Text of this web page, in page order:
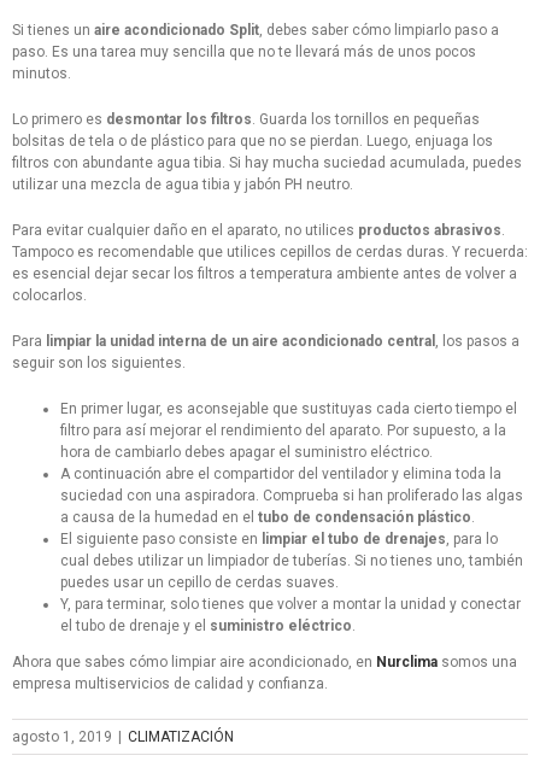
Si tienes un aire acondicionado Split, debes saber cómo limpiarlo paso a
paso. Es una tarea muy sencilla que no te llevará más de unos pocos
minutos.
Lo primero es desmontar los filtros. Guarda los tornillos en pequeñas
bolsitas de tela o de plástico para que no se pierdan. Luego, enjuaga los
filtros con abundante agua tibia. Si hay mucha suciedad acumulada, puedes
utilizar una mezcla de agua tibia y jabón PH neutro.
Para evitar cualquier daño en el aparato, no utilices productos abrasivos.
Tampoco es recomendable que utilices cepillos de cerdas duras. Y recuerda:
es esencial dejar secar los filtros a temperatura ambiente antes de volver a
colocarlos.
Para limpiar la unidad interna de un aire acondicionado central , los pasos a
seguir son los siguientes.
En primer lugar, es aconsejable que sustituyas cada cierto tiempo el
filtro para así mejorar el rendimiento del aparato. Por supuesto, a la
hora de cambiarlo debes apagar el suministro eléctrico.
A continuación abre el compartidor del ventilador y elimina toda la
suciedad con una aspiradora. Comprueba si han proliferado las algas
a causa de la humedad en el tubo de condensación plástico.
El siguiente paso consiste en limpiar el tubo de drenajes, para lo
cual debes utilizar un limpiador de tuberías. Si no tienes uno, también
puedes usar un cepillo de cerdas suaves.
Y, para terminar, solo tienes que volver a montar la unidad y conectar
el tubo de drenaje y el suministro eléctrico.
Ahora que sabes cómo limpiar aire acondicionado, en Nurclima somos una
empresa multiservicios de calidad y confianza.
agosto 1, 2019 CLIMATIZACIÓN